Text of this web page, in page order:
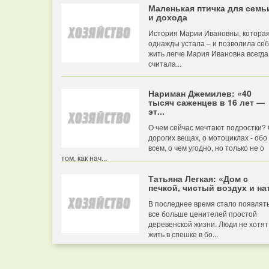
Маленькая птичка для
и дохода
История Марии Ивановны, которая
однажды устала – и позволила
жить легче Мария Ивановна всегда
считала...
Нариман Джемилев: «40
тысяч саженцев в 16 лет —
эт...
О чем сейчас мечтают подростки?
дорогих вещах, о мотоциклах - обо
всем, о чем угодно, но только не о
том, как нач...
Татьяна Легкая: «Дом с
печкой, чистый воздух и
В последнее время стало
все больше ценителей простой
деревенской жизни. Люди не хотят
жить в спешке в бо...